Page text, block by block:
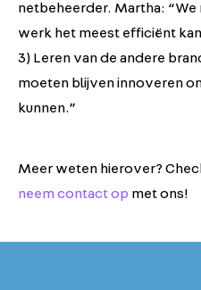
netbeheerder. Martha:
werk het meest efficiënt
3) Leren van de andere
moeten blijven innoveren
kunnen.”
Meer weten hierover?
neem contact op met ons!